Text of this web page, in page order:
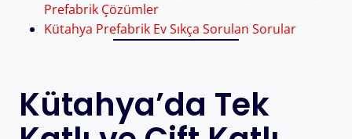
Prefabrik Çözümler
Kütahya Prefabrik Ev Sıkça Sorulan Sorular
Kütahya’da Tek